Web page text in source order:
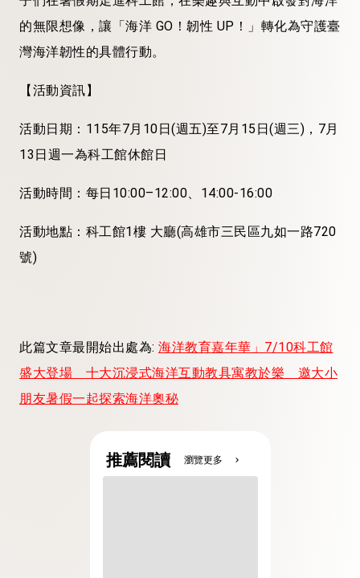
的無限想像 ， 讓「海洋 GO！韌性 UP！」轉化為守護臺
灣海洋韌性的具體行動。
【活動資訊】
活動日期：115年7月10日(週五)至7月15日(週三)， 7月
13日 週一為科工館休館 日
活動時間：每日10:00–12:00、14:00-16:00
活動地點：科工館1 樓 大廳(高雄市三民區九如一路720
號)
此篇文章最開始出處為: 海洋教育嘉年華」7/10科工館
盛大登場 十大沉浸式海洋互動教具寓教於樂 邀大小
朋友暑假一起探索海洋奧秘
推薦閱讀 瀏覽更多 chevron_right